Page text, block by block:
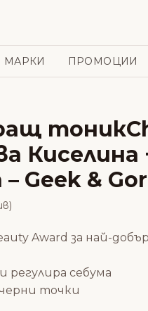
МАРКИ ПРОМОЦИИ
Киселина
Geek &
Award за най-
регулира себума
точки